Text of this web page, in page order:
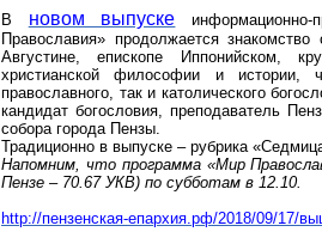
В новом выпуске
Православия» продолжается
Августине, епископе
Иппонийском,
христианской философии и
православного, так и католического
кандидат богословия, преподаватель
собора города Пензы.
Традиционно в выпуске – рубрика
Напомним, что программа «Мир
Пензе – 70.67 УКВ) по субботам в 12.10.
http://пензенская-епархия.рф/2018/09/17/